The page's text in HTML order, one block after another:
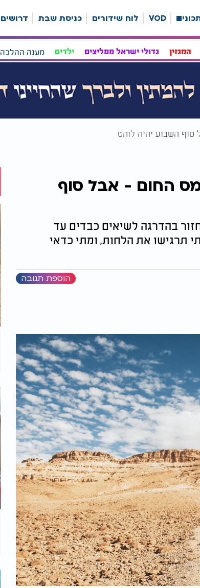
VOD לוח שידורים כניסת שבת דרושים
המגזין גדולי ישראל ממליצים ילדים מענה ההלכה
סוף השבוע יהיה לוהט
החום - אבל סוף
בהדרגה לשיאים כבדים עד
תרגישו את הלחות, ומתי כדאי
הוספת תגובה